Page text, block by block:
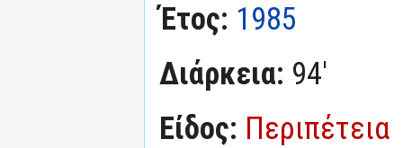
Έτος: 1985
Διάρκεια: 94'
Είδος: Περιπέτεια